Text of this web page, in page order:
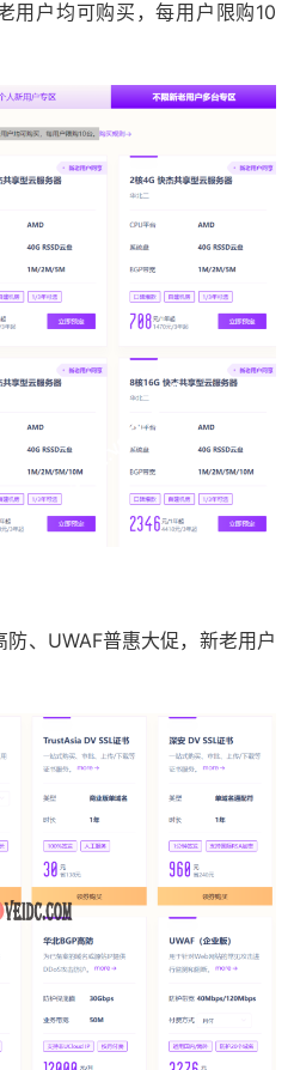
用户均可购买，每用户限购10
、UWAF普惠大促，新老用户